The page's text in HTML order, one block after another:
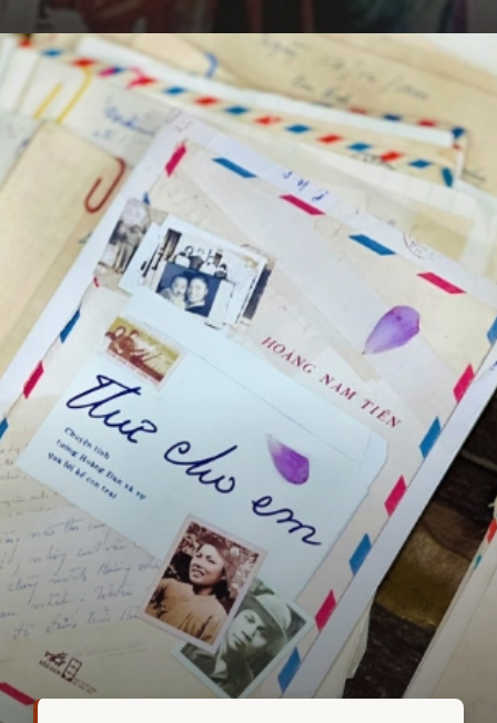
Đang mở https://hocsinhgioi.vn/tho-ve-cach-mang-viet-nam